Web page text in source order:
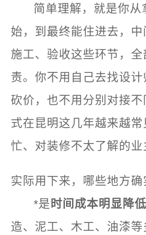
简单理解，就是你从
始，到最终能住进去，中
施工、验收这些环节，全
责。你不用自己去找设
砍价，也不用分别对接
式在昆明这几年越来越
忙、对装修不太了解的业
实际用下来，哪些地方确
*是 时间成本明显降低
造、泥工、木工、油漆等